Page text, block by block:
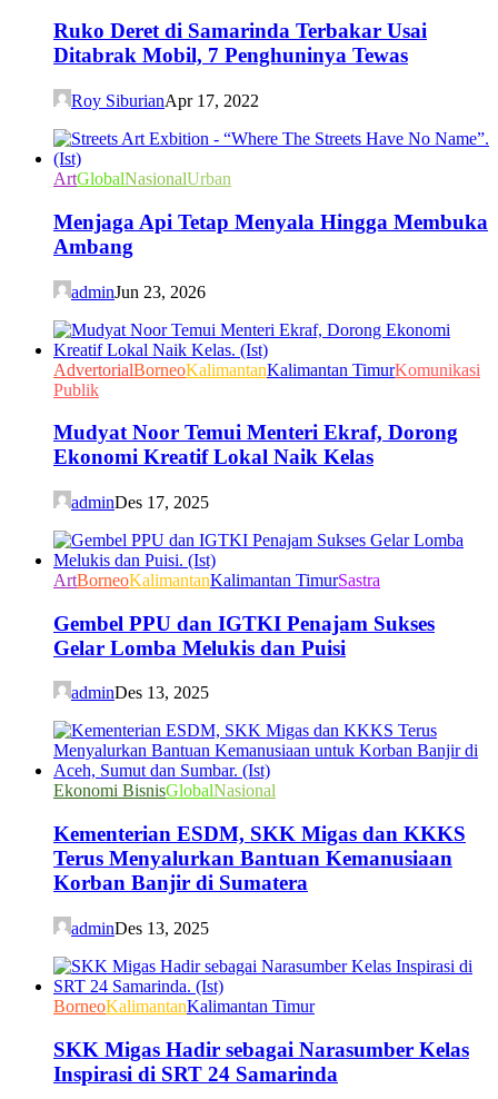
Ruko Deret di Samarinda Terbakar Usai
Ditabrak Mobil, 7 Penghuninya Tewas
Roy SiburianApr 17, 2022
ArtGlobalNasionalUrban
Menjaga Api Tetap Menyala Hingga Membuka
Ambang
adminJun 23, 2026
AdvertorialBorneoKalimantanKalimantan TimurKomunikasi
Publik
Mudyat Noor Temui Menteri Ekraf, Dorong
Ekonomi Kreatif Lokal Naik Kelas
adminDes 17, 2025
ArtBorneoKalimantanKalimantan TimurSastra
Gembel PPU dan IGTKI Penajam Sukses
Gelar Lomba Melukis dan Puisi
adminDes 13, 2025
Ekonomi BisnisGlobalNasional
Kementerian ESDM, SKK Migas dan KKKS
Terus Menyalurkan Bantuan Kemanusiaan
Korban Banjir di Sumatera
adminDes 13, 2025
BorneoKalimantanKalimantan Timur
SKK Migas Hadir sebagai Narasumber Kelas
Inspirasi di SRT 24 Samarinda